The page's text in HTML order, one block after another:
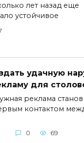
лет назад еще
устойчивое
удачную
для
реклама
контактом
0 69